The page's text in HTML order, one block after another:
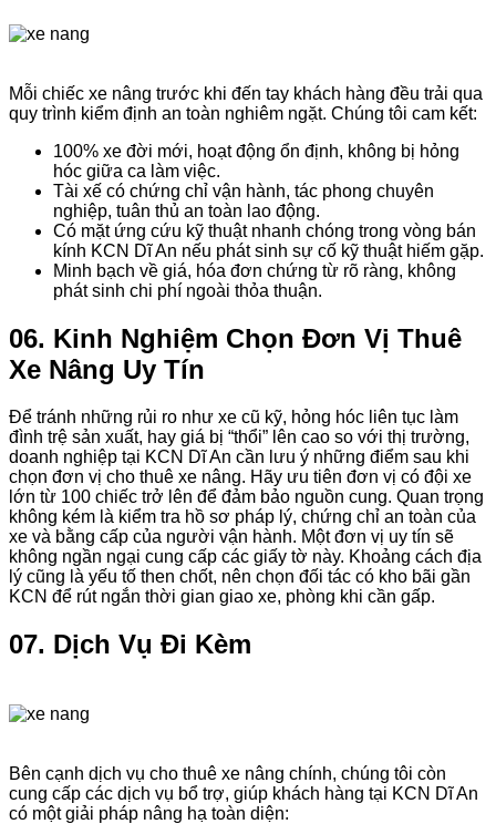
Mỗi chiếc xe nâng trước khi đến tay khách hàng đều trải qua
quy trình kiểm định an toàn nghiêm ngặt. Chúng tôi cam kết:
100% xe đời mới, hoạt động ổn định, không bị hỏng
hóc giữa ca làm việc.
Tài xế có chứng chỉ vận hành, tác phong chuyên
nghiệp, tuân thủ an toàn lao động.
Có mặt ứng cứu kỹ thuật nhanh chóng trong vòng bán
kính KCN Dĩ An nếu phát sinh sự cố kỹ thuật hiếm gặp.
Minh bạch về giá, hóa đơn chứng từ rõ ràng, không
phát sinh chi phí ngoài thỏa thuận.
06. Kinh Nghiệm Chọn Đơn Vị Thuê
Xe Nâng Uy Tín
Để tránh những rủi ro như xe cũ kỹ, hỏng hóc liên tục làm
đình trệ sản xuất, hay giá bị “thổi” lên cao so với thị trường,
doanh nghiệp tại KCN Dĩ An cần lưu ý những điểm sau khi
chọn đơn vị cho thuê xe nâng. Hãy ưu tiên đơn vị có đội xe
lớn từ 100 chiếc trở lên để đảm bảo nguồn cung. Quan trọng
không kém là kiểm tra hồ sơ pháp lý, chứng chỉ an toàn của
xe và bằng cấp của người vận hành. Một đơn vị uy tín sẽ
không ngần ngại cung cấp các giấy tờ này. Khoảng cách địa
lý cũng là yếu tố then chốt, nên chọn đối tác có kho bãi gần
KCN để rút ngắn thời gian giao xe, phòng khi cần gấp.
07. Dịch Vụ Đi Kèm
Bên cạnh dịch vụ cho thuê xe nâng chính, chúng tôi còn
cung cấp các dịch vụ bổ trợ, giúp khách hàng tại KCN Dĩ An
có một giải pháp nâng hạ toàn diện: